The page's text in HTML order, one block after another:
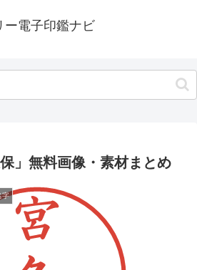
ー電子印鑑ナビ
」無料画像・素材まとめ
字